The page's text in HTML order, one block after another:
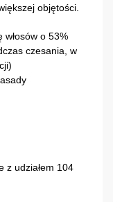
objętości.
o 53%
czesania, w
z udziałem 104